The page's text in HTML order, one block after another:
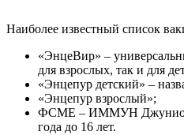
Наиболее известный список
«ЭнцеВир» –
для взрослых, так и для
«Энцепур детский» –
«Энцепур взрослый»;
ФСМЕ – ИММУН Джуниор
года до 16 лет.